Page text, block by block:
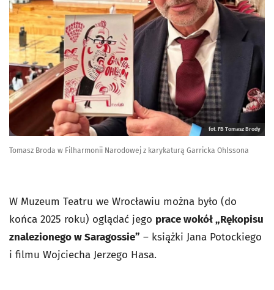
fot. FB Tomasz Brody
Tomasz Broda w Filharmonii Narodowej z karykaturą Garricka Ohlssona
W Muzeum Teatru we Wrocławiu można było (do
końca 2025 roku) oglądać jego prace wokół „Rękopisu
znalezionego w Saragossie” – książki Jana Potockiego
i filmu Wojciecha Jerzego Hasa.